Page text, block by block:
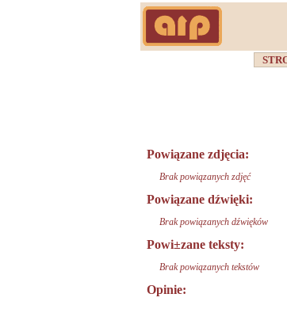
Powiązane zdjęcia:
Brak powiązanych zdjęć
Powiązane dźwięki:
Brak powiązanych dźwięków
Powi±zane teksty:
Brak powiązanych tekstów
Opinie: